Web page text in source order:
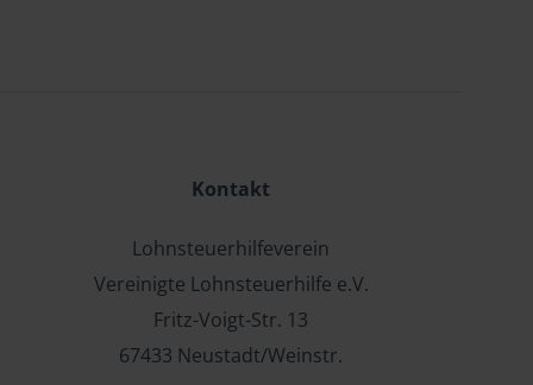
Kontakt
Lohnsteuerhilfeverein
Vereinigte Lohnsteuerhilfe e.V.
Fritz-Voigt-Str. 13
67433 Neustadt/Weinstr.